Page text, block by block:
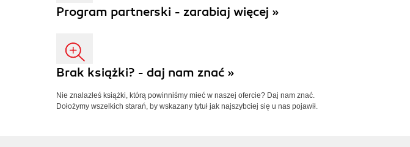
Program partnerski - zarabiaj więcej »
Brak książki? - daj nam znać »
Nie znalazłeś książki, którą powinniśmy mieć w naszej ofercie? Daj nam znać.
Dołożymy wszelkich starań, by wskazany tytuł jak najszybciej się u nas pojawił.